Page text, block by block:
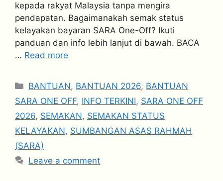
kepada rakyat Malaysia tanpa mengira
pendapatan. Bagaimanakah semak status
kelayakan bayaran SARA One-Off? Ikuti
panduan dan info lebih lanjut di bawah. BACA
… Read more
Categories
BANTUAN, BANTUAN 2026, BANTUAN
SARA ONE OFF, INFO TERKINI, SARA ONE OFF
2026, SEMAKAN, SEMAKAN STATUS
KELAYAKAN, SUMBANGAN ASAS RAHMAH
(SARA)
Leave a comment